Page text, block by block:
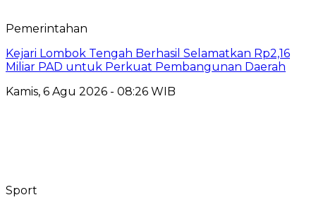
Pemerintahan
Kejari Lombok Tengah Berhasil Selamatkan Rp2,16
Miliar PAD untuk Perkuat Pembangunan Daerah
Kamis, 6 Agu 2026 - 08:26 WIB
Sport